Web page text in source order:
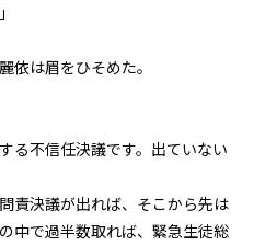
背景色
黒 白
任決議（１３）
は眉をひそめた。
る不信任決議です。出ていない
責決議が出れば、そこから先は
中で過半数取れば、緊急生徒総